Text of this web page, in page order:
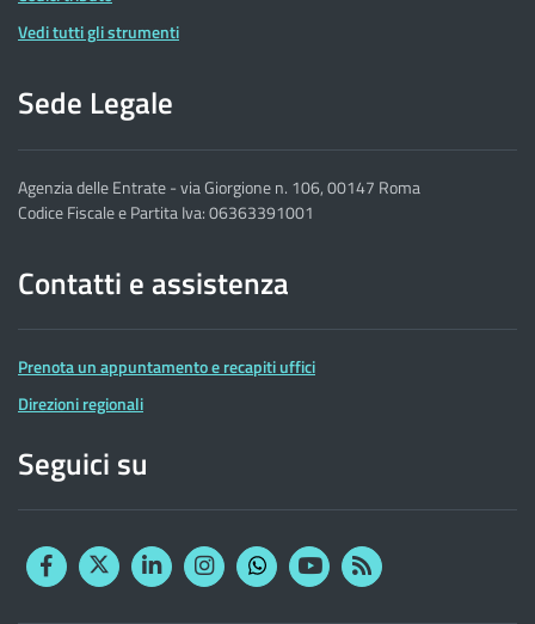
Vedi tutti gli strumenti
Sede Legale
Agenzia delle Entrate - via Giorgione n. 106, 00147 Roma
Codice Fiscale e Partita Iva: 06363391001
Contatti e assistenza
Prenota un appuntamento e recapiti uffici
Direzioni regionali
Seguici su
FacebookTwitterLinkedinInstagram
YouTubeRSS